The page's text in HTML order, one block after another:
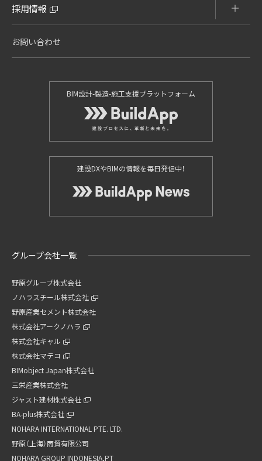
採用情報
お問い合わせ
BIM設計-製造-施工支援プラットフォーム
建設DXやBIMの情報を毎日発信中！
グループ会社一覧
野原グループ株式会社
ノハラスチール株式会社
野原産業セメント株式会社
株式会社アークノハラ
株式会社キャル
株式会社マテコ
BIMobject Japan株式会社
三栄産業株式会社
ジャスト建材株式会社
BA-plus株式会社
NOHARA INTERNATIONAL PTE. LTD.
野原（上海）商貿有限公司
NOHARA GROUP INDONESIA,PT